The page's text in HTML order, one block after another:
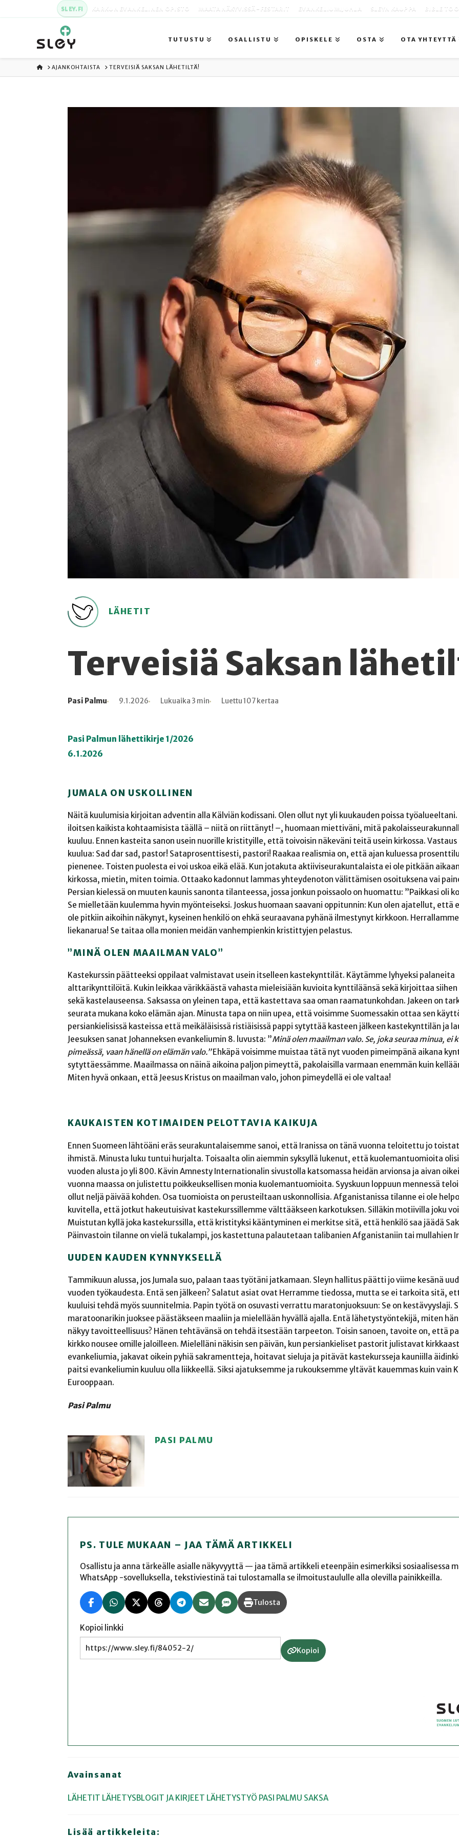
SLEY.FI KARKUN EVANKELINEN OPISTO MAATA NÄKYVISSÄ -FESTARIT EVANKELIUMIJUHLA SLEYN KAUPPA BIBLE
TUTUSTU OSALLISTU OPISKELE OSTA OTA YHTEYTTÄ
ETUSIVU
AJANKOHTAISTA TERVEISIÄ SAKSAN LÄHETILTÄ!
LÄHETIT
Terveisiä Saksan
Kirjoittaja
Pasi Palmu
Julkaistu 9.1.2026
Lukuaika Lukuaika 3 min
Lukukertoja Luettu 107 kertaa
Pasi Palmun lähettikirje 1/2026
6.1.2026
JUMALA ON USKOLLINEN
Näitä kuulumisia kirjoitan adventin alla Kälviän kodissani. Olen ollut nyt yli kuukauden poissa työalueeltani.
iloitsen kaikista kohtaamisista täällä – niitä on riittänyt! –, huomaan miettiväni, mitä
kuuluu. Ennen kasteita sanon usein nuorille kristityille, että toivoisin näkeväni teitä usein kirkossa.
kuulua: Sad dar sad, pastor! Sataprosenttisesti, pastori! Raakaa realismia on, että ajan kuluessa
pienenee. Toisten puolesta ei voi uskoa eikä elää. Kun jotakuta aktiiviseurakuntalaista ei ole pitkään
kirkossa, mietin, miten toimia. Ottaako kadonnut lammas yhteydenoton välittämisen osoituksena vai
Persian kielessä on muuten kaunis sanonta tilanteessa, jossa jonkun poissaolo on huomattu: ”Paikkasi oli
Se mielletään kuulemma hyvin myönteiseksi. Joskus huomaan saavani oppitunnin: Kun olen ajatellut, että
ole pitkiin aikoihin näkynyt, kyseinen henkilö on ehkä seuraavana pyhänä ilmestynyt kirkkoon.
liekanarua! Se taitaa olla monien meidän vanhempienkin kristittyjen pelastus.
”MINÄ OLEN MAAILMAN VALO”
Kastekurssin päätteeksi oppilaat valmistavat usein itselleen kastekynttilät. Käytämme lyhyeksi palaneita
alttarikynttilöitä. Kukin leikkaa värikkäästä vahasta mieleisiään kuvioita kynttiläänsä sekä kirjoittaa siihen
sekä kastelauseensa. Saksassa on yleinen tapa, että kastettava saa oman raamatunkohdan. Jakeen on
seurata mukana koko elämän ajan. Minusta tapa on niin upea, että voisimme Suomessakin ottaa sen
persiankielisissä kasteissa että meikäläisissä ristiäisissä pappi sytyttää kasteen jälkeen kastekynttilän ja
Jeesuksen sanat Johanneksen evankeliumin 8. luvusta: ”Minä olen maailman valo. Se, joka seuraa minua, ei
pimeässä, vaan hänellä on elämän valo.”Ehkäpä voisimme muistaa tätä nyt vuoden pimeimpänä aikana
sytyttäessämme. Maailmassa on näinä aikoina paljon pimeyttä, pakolaisilla varmaan enemmän kuin
Miten hyvä onkaan, että Jeesus Kristus on maailman valo, johon pimeydellä ei ole valtaa!
KAUKAISTEN KOTIMAIDEN PELOTTAVIA KAIKUJA
Ennen Suomeen lähtöäni eräs seurakuntalaisemme sanoi, että Iranissa on tänä vuonna teloitettu jo
ihmistä. Minusta luku tuntui hurjalta. Toisaalta olin aiemmin syksyllä lukenut, että kuolemantuomioita
vuoden alusta jo yli 800. Kävin Amnesty Internationalin sivustolla katsomassa heidän arvionsa ja aivan
vuonna maassa on julistettu poikkeuksellisen monia kuolemantuomioita. Syyskuun loppuun mennessä
ollut neljä päivää kohden. Osa tuomioista on perusteiltaan uskonnollisia. Afganistanissa tilanne ei ole
kuvitella, että jotkut hakeutuisivat kastekurssillemme välttääkseen karkotuksen. Silläkin motiivilla joku
Muistutan kyllä joka kastekurssilla, että kristityksi kääntyminen ei merkitse sitä, että henkilö saa jäädä
Päinvastoin tilanne on vielä tukalampi, jos kastettuna palautetaan talibanien Afganistaniin tai mullahien
UUDEN KAUDEN KYNNYKSELLÄ
Tammikuun alussa, jos Jumala suo, palaan taas työtäni jatkamaan. Sleyn hallitus päätti jo viime kesänä
vuoden työkaudesta. Entä sen jälkeen? Salatut asiat ovat Herramme tiedossa, mutta se ei tarkoita sitä,
kuuluisi tehdä myös suunnitelmia. Papin työtä on osuvasti verrattu maratonjuoksuun: Se on kestävyyslaji.
maratoonarikin juoksee päästäkseen maaliin ja mielellään hyvällä ajalla. Entä lähetystyöntekijä, miten
näkyy tavoitteellisuus? Hänen tehtävänsä on tehdä itsestään tarpeeton. Toisin sanoen, tavoite on, että
kirkko nousee omille jaloilleen. Mielelläni näkisin sen päivän, kun persiankieliset pastorit julistavat
evankeliumia, jakavat oikein pyhiä sakramentteja, hoitavat sieluja ja pitävät kastekursseja kauniilla
paitsi evankeliumin kuuluu olla liikkeellä. Siksi ajatuksemme ja rukouksemme yltävät kauemmas kuin vain
Eurooppaan.
Pasi Palmu
PASI PALMU
PS. TULE MUKAAN – JAA TÄMÄ ARTIKKELI
Osallistu ja anna tärkeälle asialle näkyvyyttä — jaa tämä artikkeli eteenpäin esimerkiksi sosiaalisessa
WhatsApp -sovelluksella, tekstiviestinä tai tulostamalla se ilmoitustaululle alla olevilla painikkeilla.
Tulosta
Kopioi linkki
Kopioi
Avainsanat
LÄHETIT LÄHETYSBLOGIT JA KIRJEET LÄHETYSTYÖ PASI PALMU SAKSA
Lisää artikkeleita: